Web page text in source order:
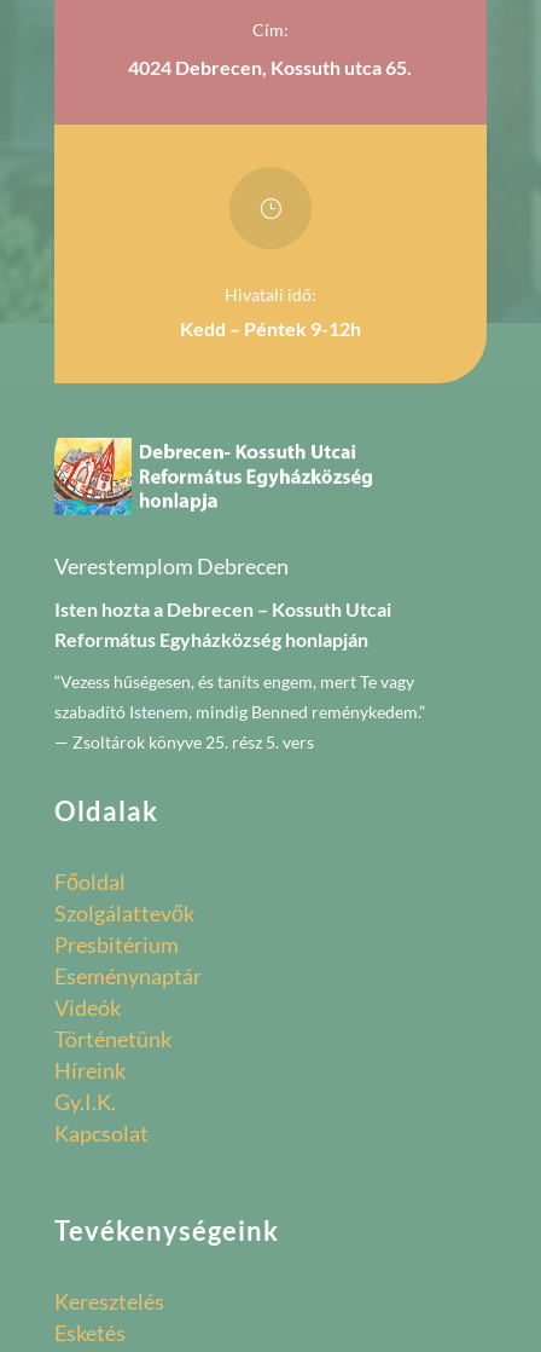
Cím:
4024 Debrecen, Kossuth utca 65.
}
Hivatali idő:
Kedd – Péntek 9-12h
Verestemplom Debrecen
Isten hozta a Debrecen – Kossuth Utcai
Református Egyházközség honlapján
“Vezess hűségesen, és taníts engem, mert Te vagy
szabadító Istenem, mindig Benned reménykedem.”
— Zsoltárok könyve 25. rész 5. vers
Oldalak
Főoldal
Szolgálattevők
Presbitérium
Eseménynaptár
Videók
Történetünk
Híreink
Gy.I.K.
Kapcsolat
Tevékenységeink
Keresztelés
Esketés